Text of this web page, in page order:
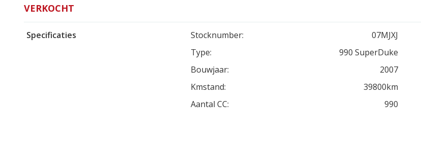
VERKOCHT
Specificaties Stocknumber: 07MJXJ
Type:
990 SuperDuke
Bouwjaar:
2007
Kmstand:
39800km
Aantal CC:
990